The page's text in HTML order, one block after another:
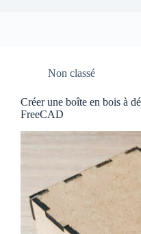
Non classé
Créer une boîte en bois à
FreeCAD